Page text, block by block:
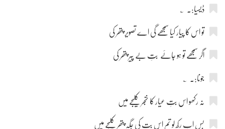
ڈیسیا:۔ ؂
تو اس کا پیار کیا سمجھے گی اے تصویر پتھر کی
اگر سمجھے تو ہو جائے بتِ بے پیر پتھر کی
جونا:۔ ؂
نہ رکھو اس بتِ عیار کا خنجر کلیجے میں
بس اب رکھ لو تم اس بت کی جگہ پتھر کلیجے میں